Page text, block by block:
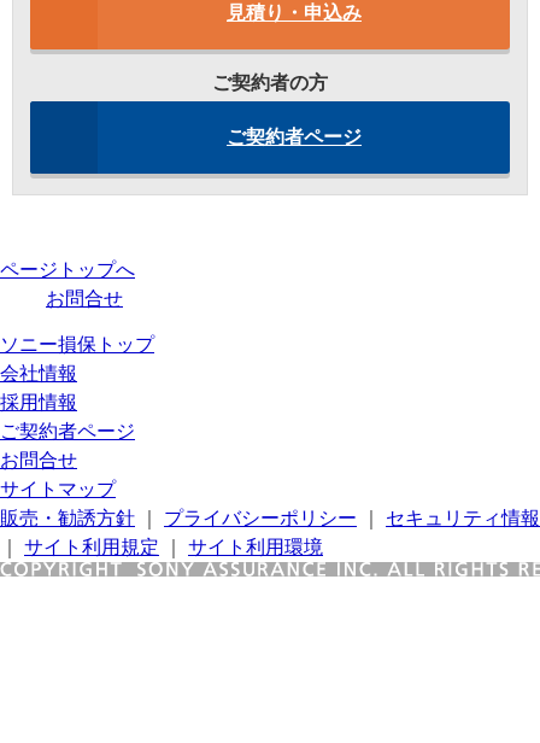
見積り・申込み
ご契約者の方
ご契約者ページ
ページトップへ
お問合せ
ソニー損保トップ
会社情報
採用情報
ご契約者ページ
お問合せ
サイトマップ
販売・勧誘方針
プライバシーポリシー
セキュリティ情報
サイト利用規定 サイト利用環境